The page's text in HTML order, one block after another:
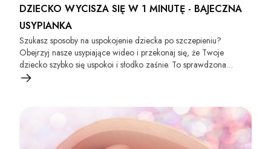
DZIECKO WYCISZA SIĘ W 1 MINUTĘ - BAJECZNA
USYPIANKA
Szukasz sposoby na uspokojenie dziecka po szczepieniu?
Obejrzyj nasze usypiające wideo i przekonaj się, że Twoje
dziecko szybko się uspokoi i słodko zaśnie. To sprawdzona
metoda, wypróbuj już dziś :).